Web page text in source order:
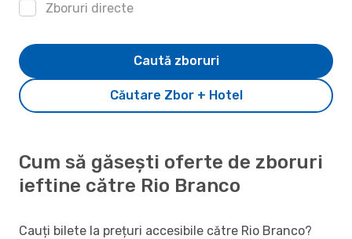
Zboruri directe
Căutare Zbor + Hotel
Caută zboruri
Cum să găsești oferte de zboruri
ieftine către Rio Branco
Cauți bilete la prețuri accesibile către Rio Branco?